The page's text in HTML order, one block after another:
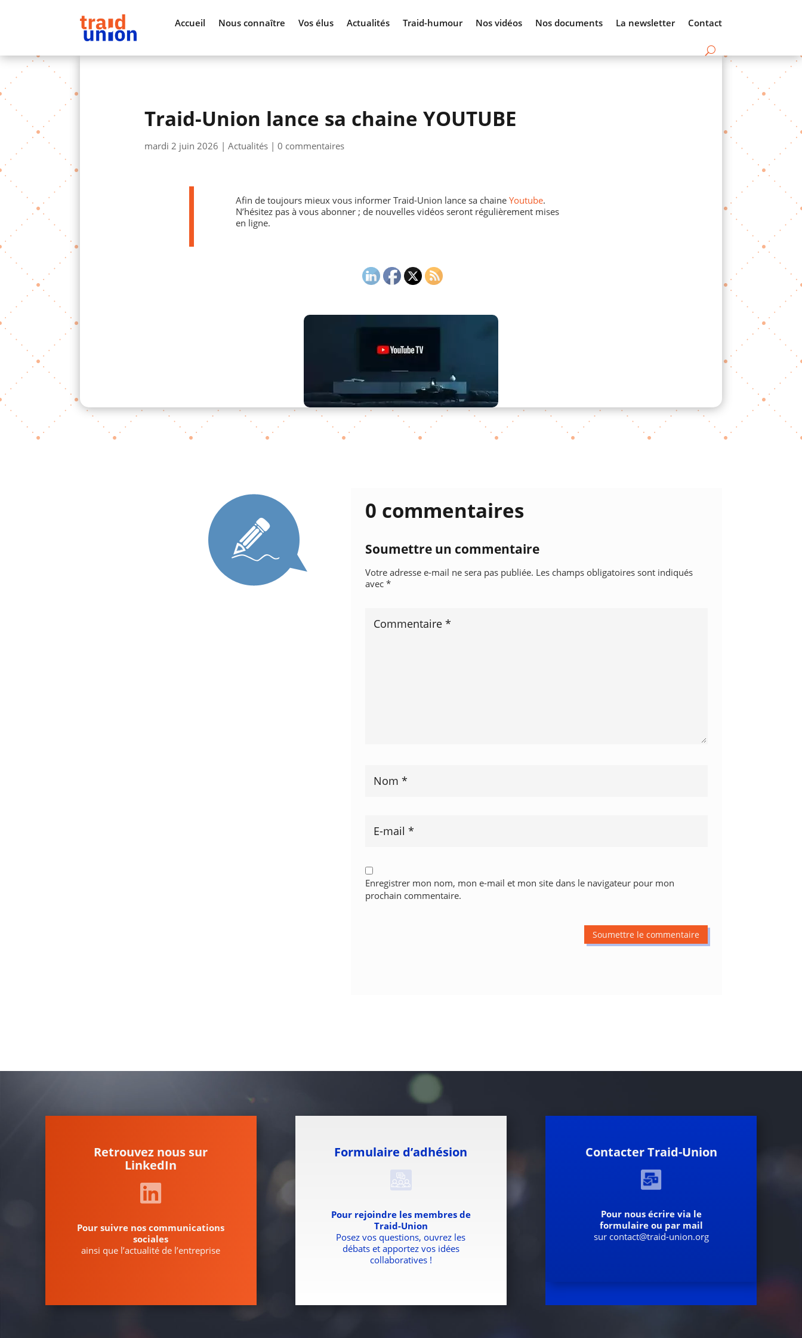
Accueil Nous connaître Vos élus Actualités Traid-humour Nos vidéos Nos documents La newsletter Contact
Traid-Union lance sa chaine YOUTUBE
mardi 2 juin 2026 | Actualités| 0 commentaires
Afin de toujours mieux vous informer Traid-Union lance sa chaineYoutube.
N’hésitez pas à vous abonner ; de nouvelles vidéos seront régulièrement mises
en ligne.
0 commentaires
Soumettre un commentaire
Votre adresse e-mail ne sera pas publiée. Les champs obligatoires sont indiqués
avec*
Enregistrer mon nom, mon e-mail et mon site dans le navigateur pour mon
prochain commentaire.
Soumettre le commentaire
Retrouvez nous sur
LinkedIn
Pour suivre nos communications
sociales
ainsi que l’actualité de l’entreprise
Formulaire d’adhésion
Pour rejoindre les membres de
Traid-Union
Posez vos questions, ouvrez les
débats et apportez vos idées
collaboratives !
Contacter Traid-Union
Pour nous écrire via le
formulaire ou par mail
sur contact@traid-union.org